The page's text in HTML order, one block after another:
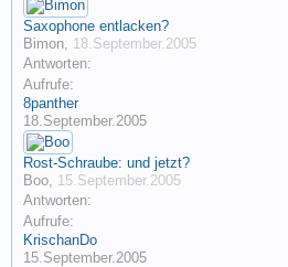
Saxophone entlacken?
Bimon, 18.September.2005
Antworten:
Aufrufe:
8panther
18.September.2005
Rost-Schraube: und jetzt?
Boo, 15.September.2005
Antworten:
Aufrufe:
KrischanDo
15.September.2005